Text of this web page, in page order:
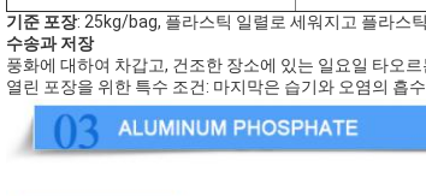
기준 포장: 25kg/bag, 플라스틱 일렬로 세워지고 플라스
수송과 저장
풍화에 대하여 차갑고, 건조한 장소에 있는 일요일 타오
열린 포장을 위한 특수 조건: 마지막은 습기와 오염의 흡